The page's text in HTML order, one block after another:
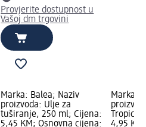
Provjerite dostupnost u
Vašoj dm trgovini
Marka: Balea; Naziv
proizvoda: Ulje za
tuširanje, 250 ml; Cijena:
5,45 KM; Osnovna cijena:
Marka:
4,95